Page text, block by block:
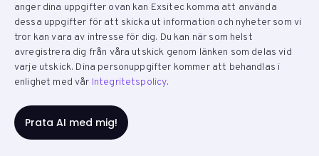
anger dina uppgifter ovan kan Exsitec komma att använda
dessa uppgifter för att skicka ut information och nyheter som vi
tror kan vara av intresse för dig. Du kan när som helst
avregistrera dig från våra utskick genom länken som delas vid
varje utskick. Dina personuppgifter kommer att behandlas i
enlighet med vår Integritetspolicy.